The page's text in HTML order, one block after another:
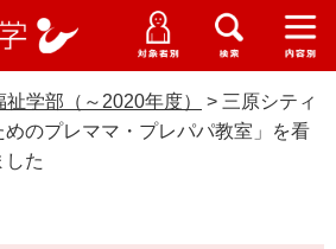
ニ
ー
ニ
ー
ニ
ー
受験生特設サイト
版大学案内
料請求
祉学部（～2020年度） > 三原シティ
のプレママ・プレパパ教室」を看
した